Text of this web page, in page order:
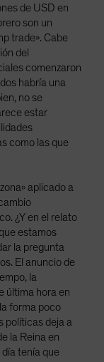
de USD en
son un
trade». Cabe
del
comenzaron
habría una
no se
estar
como las que
aplicado a
¿Y en el relato
estamos
la pregunta
El anuncio de
la
última hora en
forma poco
políticas deja a
la Reina en
tenía que